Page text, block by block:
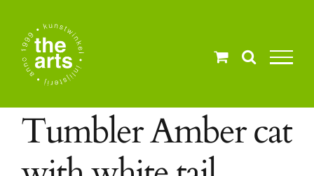
inhoud
Tumbler Amber cat